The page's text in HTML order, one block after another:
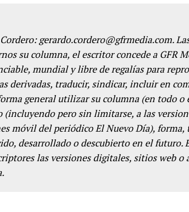
gerardo.cordero@gfrmedia.com.
su columna, el escritor concede a GFR
mundial y libre de regalías para
derivadas, traducir, sindicar, incluir en
general utilizar su columna (en todo o
pero sin limitarse, a las
móvil del periódico El Nuevo Día),
desarrollado o descubierto en el futuro.
las versiones digitales, sitios web